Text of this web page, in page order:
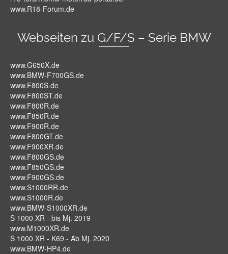
www.R18-Forum.de
Webseiten zu G/F/S – Serie BMW
www.G650X.de
www.BMW-F700GS.de
www.F800S.de
www.F800ST.de
www.F800R.de
www.F850R.de
www.F900R.de
www.F800GT.de
www.F900XR.de
www.F800GS.de
www.F850GS.de
www.F900GS.de
www.S1000RR.de
www.S1000R.de
www.BMW-S1000XR.de
S 1000 XR - bis Mj. 2019
www.M1000XR.de
S 1000 XR - K69 - Ab Mj. 2020
www.BMW-HP4.de